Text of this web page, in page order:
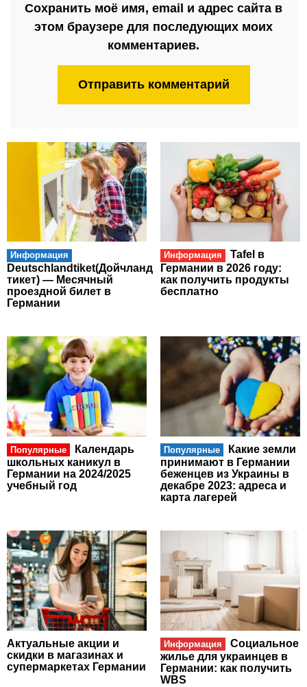
Сохранить моё имя, email и адрес сайта в
этом браузере для последующих моих
комментариев.
Информация
Deutschlandtiket(Дойчланд
тикет) — Месячный
проездной билет в
Германии
Информация
Tafel в
Германии в 2026 году:
как получить продукты
бесплатно
Популярные
Календарь
школьных каникул в
Германии на 2024/2025
учебный год
Популярные
Какие земли
принимают в Германии
беженцев из Украины в
декабре 2023: адреса и
карта лагерей
Актуальные акции и
скидки в магазинах и
супермаркетах Германии
Информация
Социальное
жилье для украинцев в
Германии: как получить
WBS